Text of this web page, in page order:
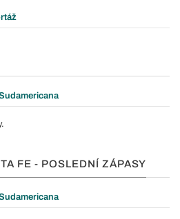
FE - POSLEDNÍ ZÁPASY